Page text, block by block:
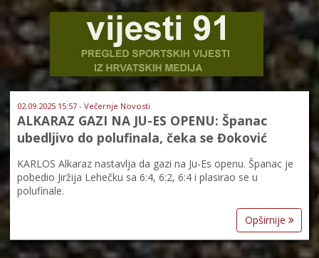
02.09.2025 15:57 - Večernje Novosti
ALKARAZ GAZI NA JU-ES OPENU: Španac
ubedljivo do polufinala, čeka se Đoković
KARLOS Alkaraz nastavlja da gazi na Ju-Es openu. Španac je
pobedio Jiržija Lehečku sa 6:4, 6:2, 6:4 i plasirao se u
polufinale.
Opširnije